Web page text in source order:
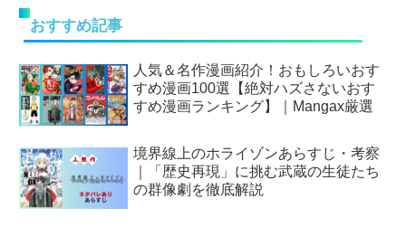
おすすめ記事
人気＆名作漫画紹介！おもしろいおす
すめ漫画100選【絶対ハズさないおす
すめ漫画ランキング】｜Mangax厳選
境界線上のホライゾンあらすじ・考察
｜「歴史再現」に挑む武蔵の生徒たち
の群像劇を徹底解説